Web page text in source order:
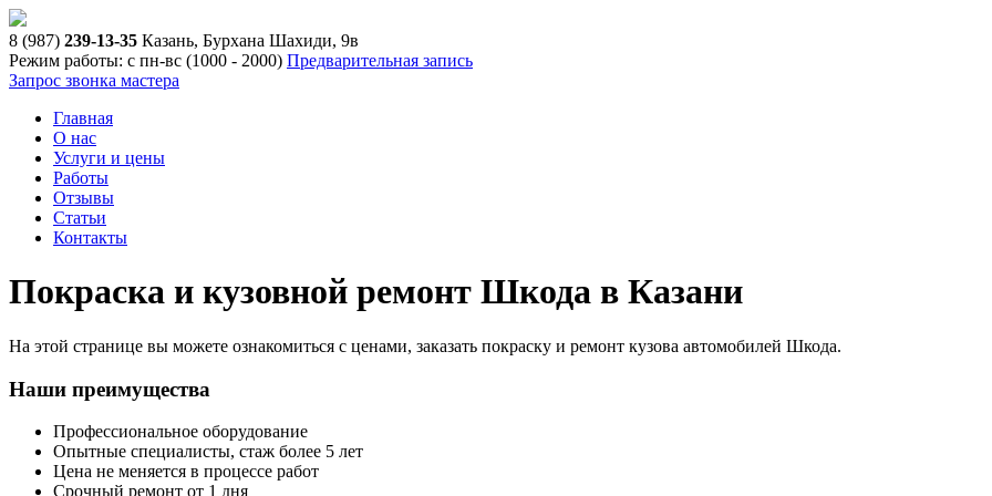
8 (987) 239-13-35 Казань, Бурхана Шахиди, 9в
Режим работы: с пн-вс (1000 - 2000) Предварительная запись
Запрос звонка мастера
Главная
О нас
Услуги и цены
Работы
Отзывы
Статьи
Контакты
Покраска и кузовной ремонт Шкода в Казани
На этой странице вы можете ознакомиться с ценами, заказать покраску и ремонт кузова автомобилей Шкода.
Наши преимущества
Профессиональное оборудование
Опытные специалисты, стаж более 5 лет
Цена не меняется в процессе работ
Срочный ремонт от 1 дня